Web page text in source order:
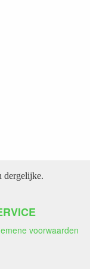
dergelijke.
voorwaarden